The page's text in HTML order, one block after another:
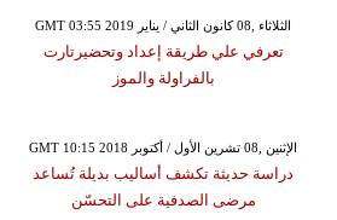
GMT 03:55 2019 الثلاثاء ,08 كانون الثاني / يناير
تعرفي علي طريقة إعداد وتحضيرتارت
بالفراولة والموز
GMT 10:15 2018 الإثنين ,08 تشرين الأول / أكتوبر
دراسة حديثة تكشف أساليب بديلة تُساعد
مرضى الصدفية على التحسّن